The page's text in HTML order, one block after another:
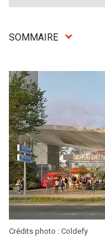
SOMMAIRE
Crédits photo : Coldefy